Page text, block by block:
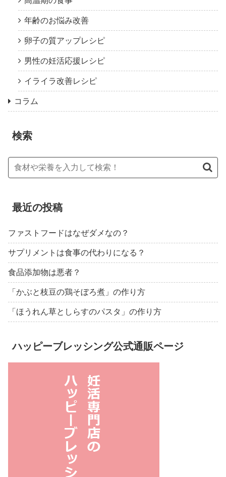
年齢のお悩み改善
卵子の質アップレシピ
男性の妊活応援レシピ
イライラ改善レシピ
コラム
検索
最近の投稿
ファストフードはなぜダメなの？
サプリメントは食事の代わりになる？
食品添加物は悪者？
「かぶと枝豆の鶏そぼろ煮」の作り方
「ほうれん草としらすのパスタ」の作り方
ハッピーブレッシング公式通販ページ